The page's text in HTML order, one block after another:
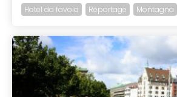
Hotel da favola Reportage Montagna